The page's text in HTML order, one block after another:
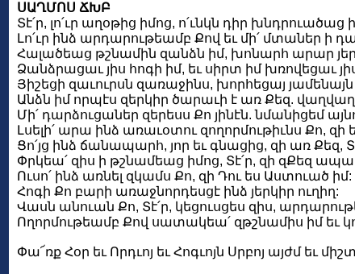
ՍԱՂՄՈՍ ՃԽԲ
Տէ՛ր, լո՛ւր աղօթից իմոց, ո՛ւնկն դիր
Լո՛ւր ինձ արդարութեամբ Քով եւ մի՛ մտաներ
Հալածեաց թշնամին զանձն իմ, խոնարհ արար
Ձանձրացաւ յիս հոգի իմ, եւ սիրտ իմ խռովեցաւ
Յիշեցի զաւուրսն զառաջինս, խորհեցայ
Անձն իմ որպէս զերկիր ծարաւի է առ Քեզ.
Մի՛ դարձուցաներ զերեսս Քո յինէն. նմանիցեմ
Լսելի՛ արա ինձ առաւօտու զողորմութիւնս Քո, զի
Ցո՛յց ինձ ճանապարհ, յոր եւ գնացից, զի առ Քեզ,
Փրկեա՛ զիս ի թշնամեաց իմոց, Տէ՛ր, զի զՔեզ
Ուսո՛ ինձ առնել զկամս Քո, զի Դու ես Աստուած իմ:
Հոգի Քո բարի առաջնորդեսցէ ինձ յերկիր ուղիղ:
Վասն անուան Քո, Տէ՛ր, կեցուսցես զիս,
Ողորմութեամբ Քով սատակեա՛ զթշնամիս իմ եւ
Փա՜ռք Հօր եւ Որդւոյ եւ Հոգւոյն Սրբոյ այժմ եւ